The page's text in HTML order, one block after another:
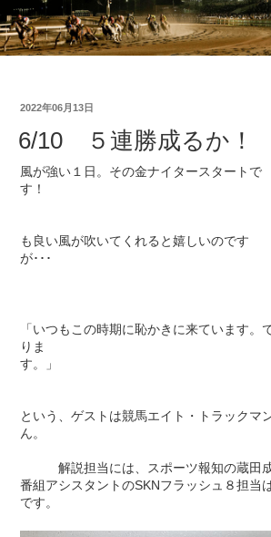
2022年06月13日
6/10 ５連勝成るか！
風が強い１日。その金ナイタースタートで
す
馬券
も良い風が吹いてくれると嬉しいのです
が･
「いつもこの時期に恥かきに来ています。
りま
す。
という、ゲストは競馬エイト・トラックマ
ん
解説担当には、スポーツ報知の蔵田成
番組アシスタントのSKNフラッシュ８担当
です。